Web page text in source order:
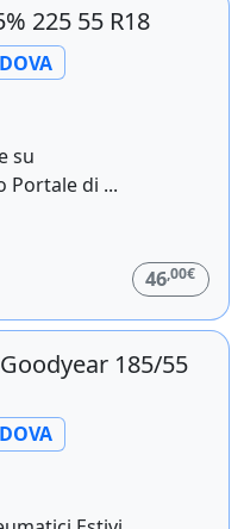
225 55 R18
su
Portale di ...
46,00€
185/55